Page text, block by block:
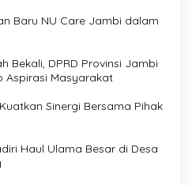
Baru NU Care Jambi dalam
Bekali, DPRD Provinsi Jambi
Aspirasi Masyarakat
Sinergi Bersama Pihak
Haul Ulama Besar di Desa